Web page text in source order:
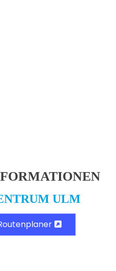
ULM